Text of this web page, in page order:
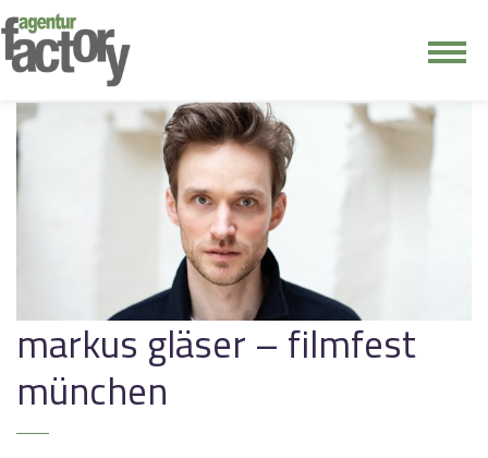
kontakt
markus gläser – filmfest
münchen